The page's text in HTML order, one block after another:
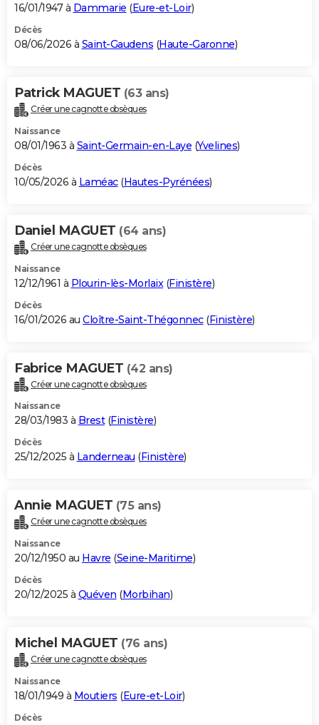
S'inscrire
Se connecter
Lycées
Collèges
Primaires
Universités
Entreprises
Service militaire
Avis de recherche
AVIS DE DÉCÈS
Bricolage
Lifestyle
Culture
Sport
Auto
Television
Voyage
Cinema
16/01/1947 à Dammarie (Eure-et-Loir)
Décès
08/06/2026 à Saint-Gaudens (Haute-Garonne)
Patrick MAGUET (63 ans)
Créer une cagnotte obsèques
Naissance
08/01/1963 à Saint-Germain-en-Laye (Yvelines)
Décès
10/05/2026 à Laméac(Hautes-Pyrénées)
Daniel MAGUET (64 ans)
Créer une cagnotte obsèques
Naissance
12/12/1961 à Plourin-lès-Morlaix (Finistère)
Décès
16/01/2026 au Cloître-Saint-Thégonnec(Finistère)
Fabrice MAGUET (42 ans)
Créer une cagnotte obsèques
Naissance
28/03/1983 à Brest(Finistère)
Décès
25/12/2025 à Landerneau (Finistère)
Annie MAGUET (75 ans)
Créer une cagnotte obsèques
Naissance
20/12/1950 au Havre (Seine-Maritime)
Décès
20/12/2025 à Quéven (Morbihan)
Michel MAGUET (76 ans)
Créer une cagnotte obsèques
Naissance
18/01/1949 à Moutiers (Eure-et-Loir)
Décès